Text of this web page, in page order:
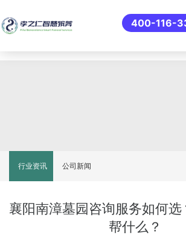
400-116-
行业资讯 公司新闻
襄阳南漳墓园咨询服务如何
帮什么？